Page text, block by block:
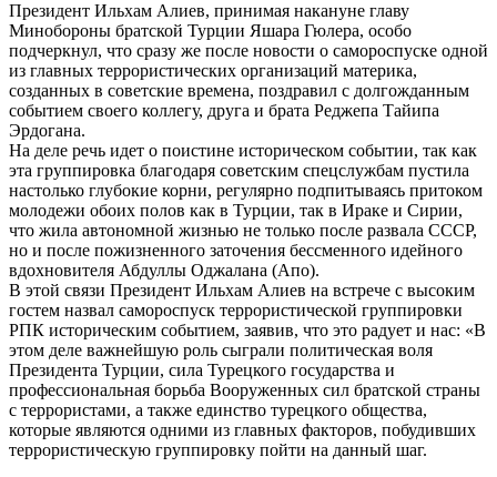
Президент Ильхам Алиев, принимая накануне главу
Минобороны братской Турции Яшара Гюлера, особо
подчеркнул, что сразу же после новости о самороспуске одной
из главных террористических организаций материка,
созданных в советские времена, поздравил с долгожданным
событием своего коллегу, друга и брата Реджепа Тайипа
Эрдогана.
На деле речь идет о поистине историческом событии, так как
эта группировка благодаря советским спецслужбам пустила
настолько глубокие корни, регулярно подпитываясь притоком
молодежи обоих полов как в Турции, так в Ираке и Сирии,
что жила автономной жизнью не только после развала СССР,
но и после пожизненного заточения бессменного идейного
вдохновителя Абдуллы Оджалана (Апо).
В этой связи Президент Ильхам Алиев на встрече с высоким
гостем назвал самороспуск террористической группировки
РПК историческим событием, заявив, что это радует и нас: «В
этом деле важнейшую роль сыграли политическая воля
Президента Турции, сила Турецкого государства и
профессиональная борьба Вооруженных сил братской страны
с террористами, а также единство турецкого общества,
которые являются одними из главных факторов, побудивших
террористическую группировку пойти на данный шаг.